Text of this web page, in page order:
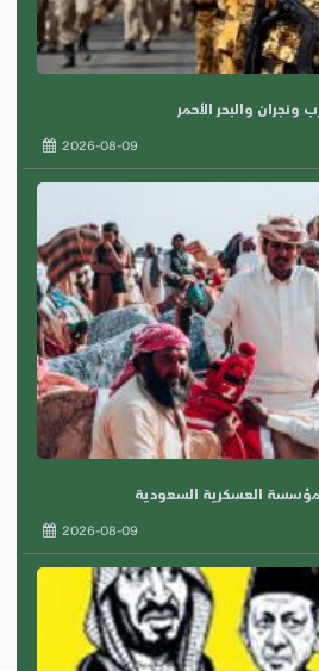
والبحر الأحمر
2026-08-09
العسكرية السعودية
2026-08-09